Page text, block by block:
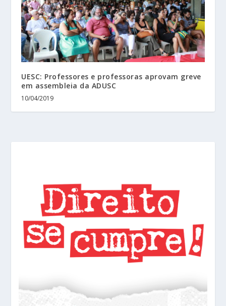
UESC: Professores e professoras aprovam greve
em assembleia da ADUSC
10/04/2019